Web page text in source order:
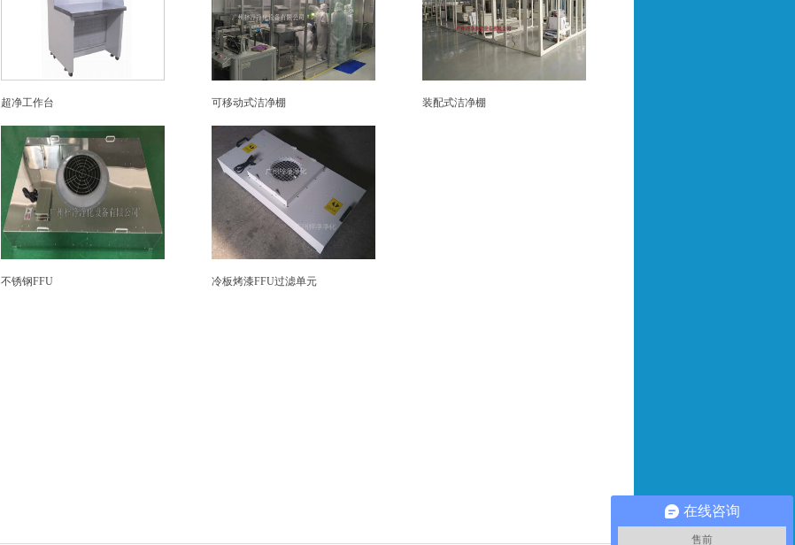
超净工作台 可移动式洁净棚 装配式洁净棚
不锈钢FFU 冷板烤漆FFU过滤单元
在线咨询
售前